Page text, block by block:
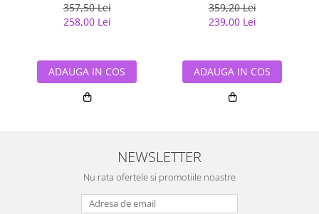
357,50 Lei
258,00 Lei
ADAUGA IN COS
359,20 Lei
239,00 Lei
ADAUGA IN COS
NEWSLETTER
Nu rata ofertele si promotiile noastre